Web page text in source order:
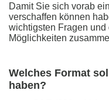
Damit Sie sich vorab
verschaffen können
wichtigsten Fragen und
Möglichkeiten
Welches Format
haben?